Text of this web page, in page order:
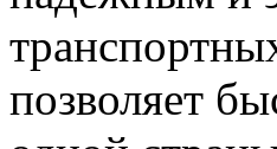
позволяет